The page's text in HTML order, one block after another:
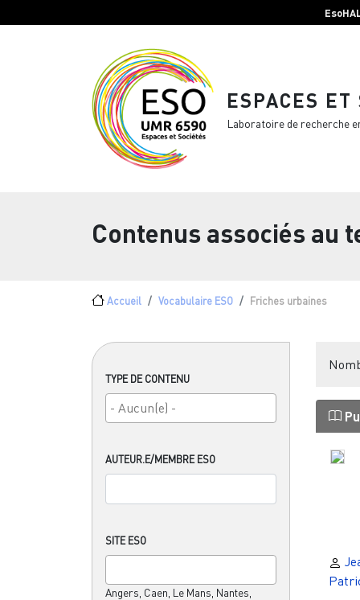
ESPACES ET
Laboratoire de recherche
Contenus associés au
Fil d'Ariane
Accueil Vocabulaire ESO Friches urbaines
TYPE DE CONTENU
AUTEUR.E/MEMBRE ESO
SITE ESO
Angers, Caen, Le Mans, Nantes,